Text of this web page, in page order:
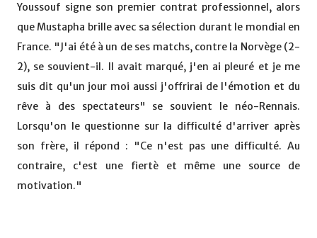
Youssouf signe son premier contrat professionnel, alors
que Mustapha brille avec sa sélection durant le mondial en
France. "J'ai été à un de ses matchs, contre la Norvège (2-
2), se souvient-il. Il avait marqué, j'en ai pleuré et je me
suis dit qu'un jour moi aussi j'offrirai de l'émotion et du
rêve à des spectateurs" se souvient le néo-Rennais.
Lorsqu'on le questionne sur la difficulté d'arriver après
son frère, il répond : "Ce n'est pas une difficulté. Au
contraire, c'est une fiertè et même une source de
motivation."